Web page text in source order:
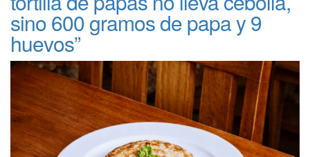
sino 600 gramos de papa y 9
huevos”